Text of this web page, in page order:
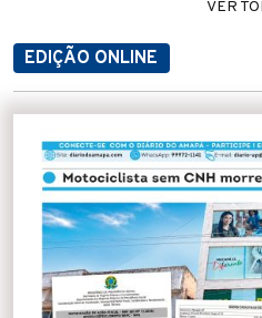
VER
EDIÇÃO ONLINE